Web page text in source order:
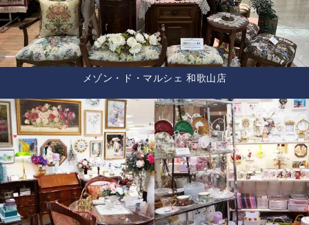
メゾン・ド・マルシェ 和歌山店